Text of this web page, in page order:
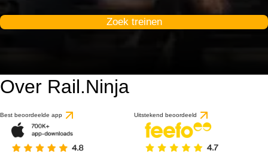
Zoek treinen
Over Rail.Ninja
Best beoordeelde app Uitstekend beoordeeld